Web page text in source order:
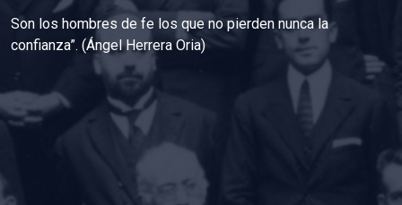
Son los hombres de fe los que no pierden nunca la
confianza”. (Ángel Herrera Oria)